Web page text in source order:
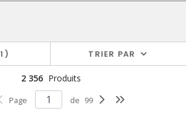
1 TRIER PAR
2 356 Produits
Page de 99